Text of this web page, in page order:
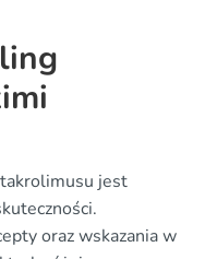
jest
oraz wskazania w